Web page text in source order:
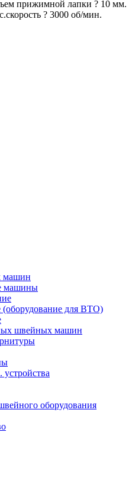
прижимной лапки ? 10 мм.
? 3000 об/мин.
машин
машины
(оборудование для ВТО)
швейных машин
оборудования